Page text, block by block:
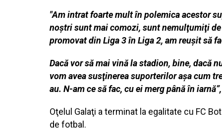
"Am intrat foarte mult în polemica acestor
noştri sunt mai comozi, sunt nemulţumiţi de
promovat din Liga 3 în Liga 2, am reuşit să
Dacă vor să mai vină la stadion, bine, dacă
vom avea susţinerea suporterilor aşa cum
au. N-am ce să fac, cu ei merg până în iarnă”,
Oţelul Galaţi a terminat la egalitate cu FC
de fotbal.